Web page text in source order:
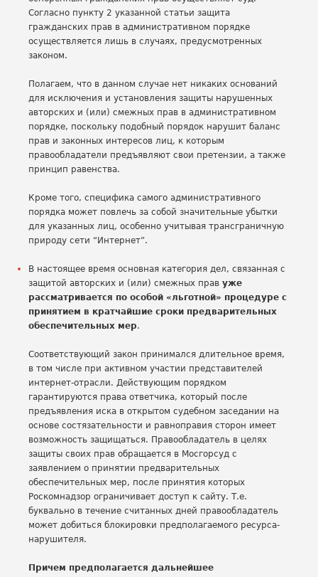
Согласно пункту 2 указанной статьи защита
гражданских прав в административном порядке
осуществляется лишь в случаях, предусмотренных
законом.
Полагаем, что в данном случае нет никаких оснований
для исключения и установления защиты нарушенных
авторских и (или) смежных прав в административном
порядке, поскольку подобный порядок нарушит баланс
прав и законных интересов лиц, к которым
правообладатели предъявляют свои претензии, а также
принцип равенства.
Кроме того, специфика самого административного
порядка может повлечь за собой значительные убытки
для указанных лиц, особенно учитывая трансграничную
природу сети “Интернет”.
В настоящее время основная категория дел, связанная с
защитой авторских и (или) смежных прав уже
рассматривается по особой «льготной» процедуре с
принятием в кратчайшие сроки предварительных
обеспечительных мер.
Соответствующий закон принимался длительное время,
в том числе при активном участии представителей
интернет-отрасли. Действующим порядком
гарантируются права ответчика, который после
предъявления иска в открытом судебном заседании на
основе состязательности и равноправия сторон имеет
возможность защищаться. Правообладатель в целях
защиты своих прав обращается в Мосгорсуд с
заявлением о принятии предварительных
обеспечительных мер, после принятия которых
Роскомнадзор ограничивает доступ к сайту. Т.е.
буквально в течение считанных дней правообладатель
может добиться блокировки предполагаемого ресурса-
нарушителя.
Причем предполагается дальнейшее